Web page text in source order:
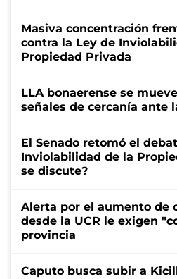
Masiva concentración
contra la Ley de
Propiedad Privada
LLA bonaerense se
señales de cercanía ante
El Senado retomó el
Inviolabilidad de la
se discute?
Alerta por el aumento de
desde la UCR le exigen
provincia
Caputo busca subir a